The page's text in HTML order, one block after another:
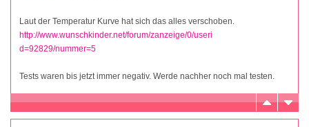
Laut der Temperatur Kurve hat sich das alles verschoben.
http://www.wunschkinder.net/forum/zanzeige/0/useri
d=92829/nummer=5
Tests waren bis jetzt immer negativ. Werde nachher noch mal testen.